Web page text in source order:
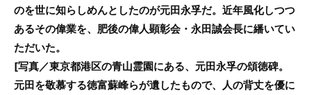
のを世に知らしめんとしたのが元田永孚だ。近年風化しつつ
あるその偉業を、肥後の偉人顕彰会・永田誠会長に繙いてい
ただいた。
[写真／東京都港区の青山霊園にある、元田永孚の頌徳碑。
元田を敬慕する徳富蘇峰らが遺したもので、人の背丈を優に